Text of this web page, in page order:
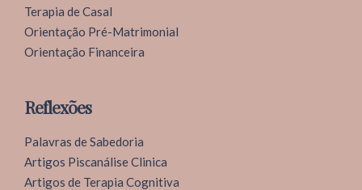
Terapia de Casal
Orientação Pré-Matrimonial
Orientação Financeira
Reflexões
Palavras de Sabedoria
Artigos Piscanálise Clinica
Artigos de Terapia Cognitiva